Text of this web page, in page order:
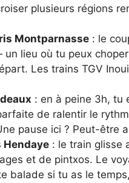
plusieurs régions
Montparnasse : le
lieu où tu peux
Les trains TGV
: en à peine 3h, tu
parfaite de ralentir le
pause ici ? Peut-être
Hendaye : le train glisse
et de pintxos. Le
balade si tu as le